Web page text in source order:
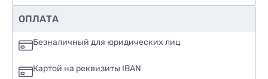
Рекомендуете ли вы этот товар
да
ОПЛАТА
Безналичный для юридических лиц
Картой на реквизиты IBAN